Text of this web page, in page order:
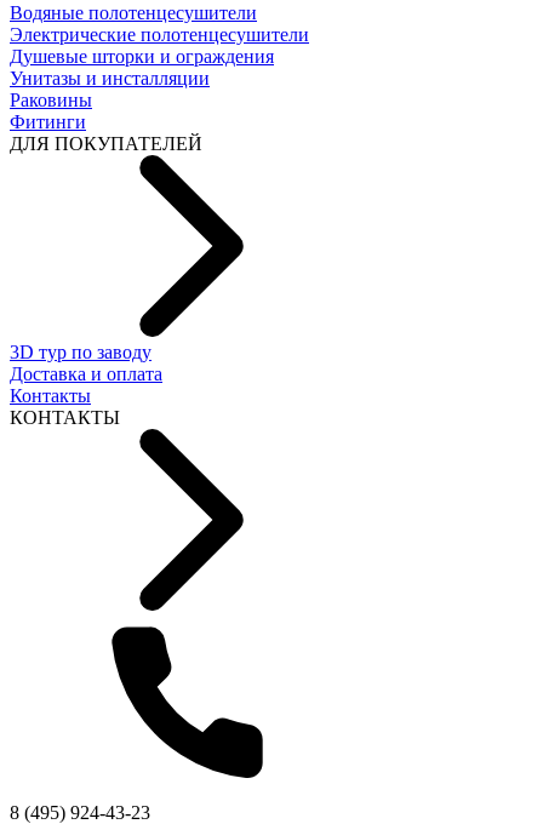
Водяные полотенцесушители
Электрические полотенцесушители
Душевые шторки и ограждения
Унитазы и инсталляции
Раковины
Фитинги
ДЛЯ ПОКУПАТЕЛЕЙ
3D тур по заводу
Доставка и оплата
Контакты
КОНТАКТЫ
8 (495) 924-43-23